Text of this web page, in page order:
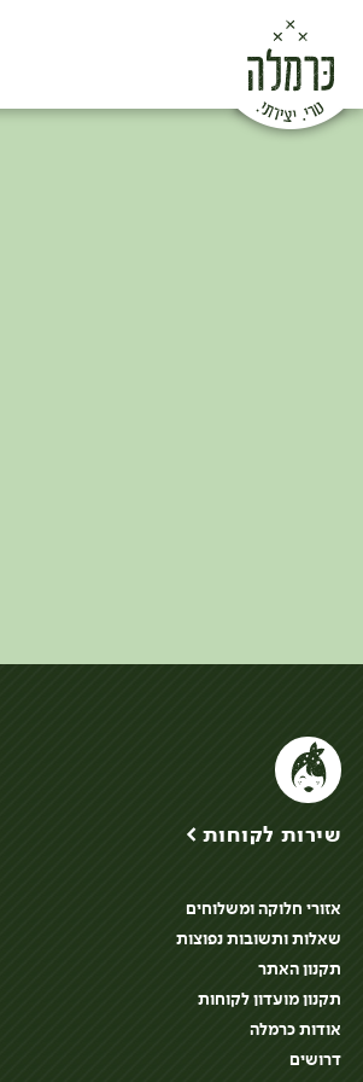
שירות לקוחות >
אזורי חלוקה ומשלוחים
שאלות ותשובות נפוצות
תקנון האתר
תקנון מועדון לקוחות
אודות כרמלה
דרושים